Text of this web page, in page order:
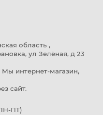
область ,
ул Зелёная, д 23
интернет-магазин,
сайт.
ПТ)